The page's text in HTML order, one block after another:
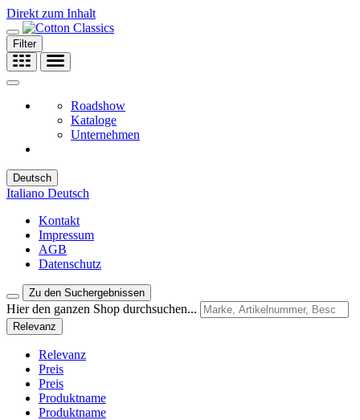
Direkt zum Inhalt
Filter
Roadshow
Kataloge
Unternehmen
Deutsch
Italiano Deutsch
Kontakt
Impressum
AGB
Datenschutz
Zu den Suchergebnissen
Hier den ganzen Shop durchsuchen...
Relevanz
Relevanz
Preis
Preis
Produktname
Produktname